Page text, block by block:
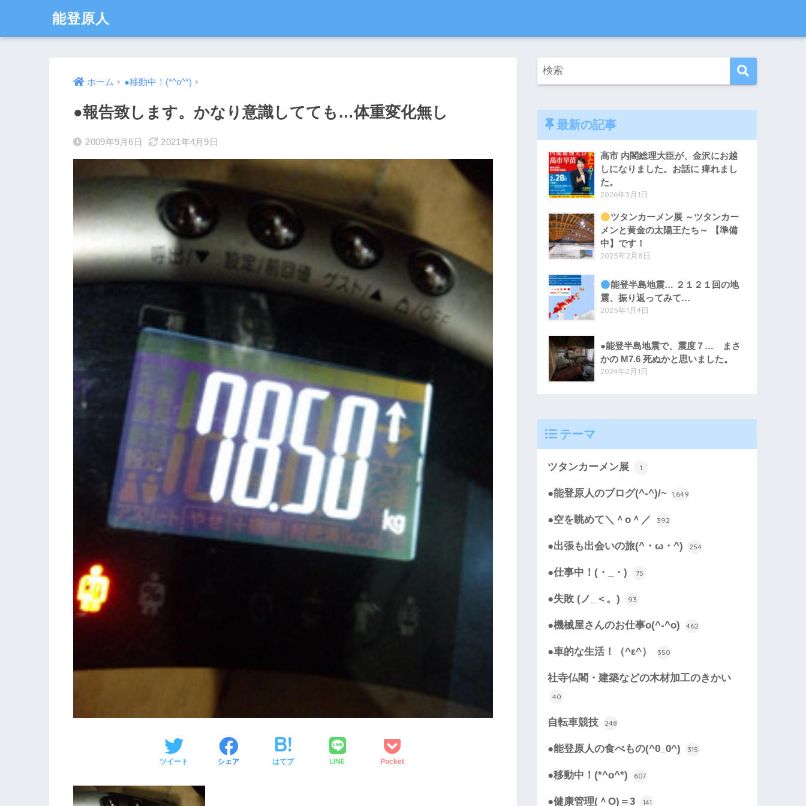
能登原人
ホーム ●移動中！(*^o^*)
●報告致します。かなり意識してても…体重変化無し
2009年9月6日 2021年4月9日
ツイート シェア はてブ LINE Pocket
最新の記事
高市 内閣総理大臣が、金沢にお越
しになりました。お話に 痺れまし
た。
2026年3月1日
ツタンカーメン展 ～ツタンカー
メンと黄金の太陽王たち～ 【準備
中】です！
2025年2月8日
能登半島地震… ２１２１回の地
震、振り返ってみて…
2025年1月4日
●能登半島地震で、震度７… まさ
かの M7.6 死ぬかと思いました。
2024年2月1日
テーマ
ツタンカーメン展 1
●能登原人のブログ(^-^)/~ 1,649
●空を眺めて＼＾o＾／ 392
●出張も出会いの旅(^・ω・^) 254
●仕事中！(・_・) 75
●失敗 (ノ_＜。) 93
●機械屋さんのお仕事o(^-^o) 462
●車的な生活！（^ε^） 350
社寺仏閣・建築などの木材加工のきかい
40
自転車競技 248
●能登原人の食べもの(^0_0^) 315
●移動中！(*^o^*) 607
●健康管理(＾O)＝3 141